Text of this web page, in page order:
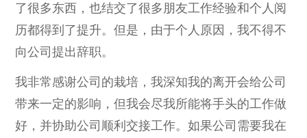
了很多东西，也结交了很多朋友工作经验和个人阅
历都得到了提升。但是，由于个人原因，我不得不
向公司提出辞职。
我非常感谢公司的栽培，我深知我的离开会给公司
带来一定的影响，但我会尽我所能将手头的工作做
好，并协助公司顺利交接工作。如果公司需要我在